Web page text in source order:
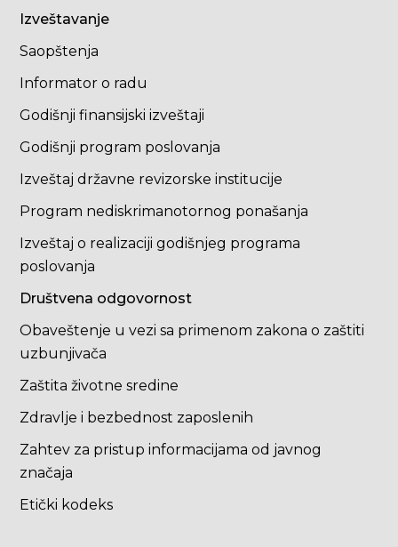
Izveštavanje
Saopštenja
Informator o radu
Godišnji finansijski izveštaji
Godišnji program poslovanja
Izveštaj državne revizorske institucije
Program nediskrimanotornog ponašanja
Izveštaj o realizaciji godišnjeg programa
poslovanja
Društvena odgovornost
Obaveštenje u vezi sa primenom zakona o zaštiti
uzbunjivača
Zaštita životne sredine
Zdravlje i bezbednost zaposlenih
Zahtev za pristup informacijama od javnog
značaja
Etički kodeks